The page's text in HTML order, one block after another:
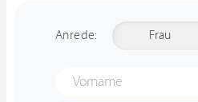
Anrede: Frau